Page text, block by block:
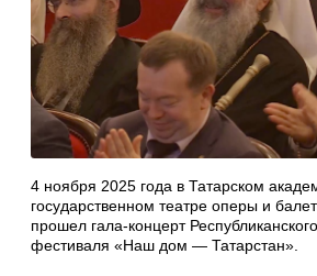
4 ноября 2025 года в Татарском
государственном театре оперы и
прошел гала-концерт
фестиваля «Наш дом — Татарстан».